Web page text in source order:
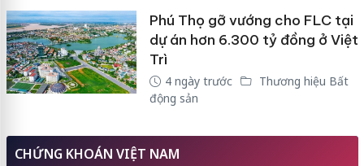
Phú Thọ gỡ vướng cho FLC tại
dự án hơn 6.300 tỷ đồng ở Việt
Trì
4 ngày trước
Thương hiệu Bất
động sản
CHỨNG KHOÁN VIỆT NAM